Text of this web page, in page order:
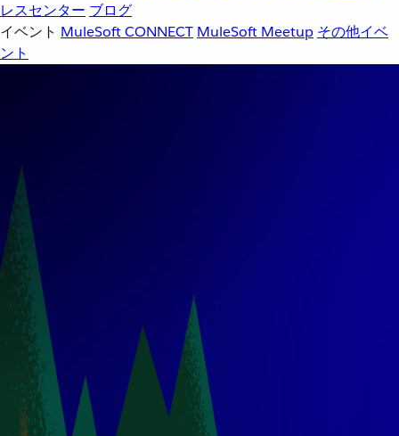
レスセンター ブログ
イベント MuleSoft CONNECT MuleSoft Meetup その他イベ
ント